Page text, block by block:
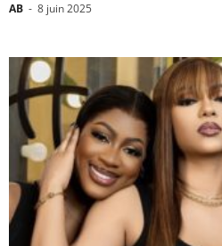
AB - 8 juin 2025